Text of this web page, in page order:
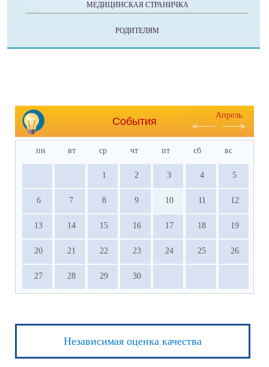
МЕДИЦИНСКАЯ СТРАНИЧКА
РОДИТЕЛЯМ
События
Апрель
пн вт ср чт пт сб вс
1 2 3 4 5
6 7 8 9 10 11 12
13 14 15 16 17 18 19
20 21 22 23 24 25 26
27 28 29 30
Независимая оценка качества